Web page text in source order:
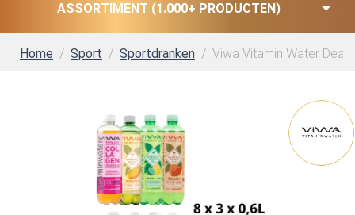
ASSORTIMENT (1.000+ PRODUCTEN)
Home Sport Sportdranken Viwa Vitamin Water Deal